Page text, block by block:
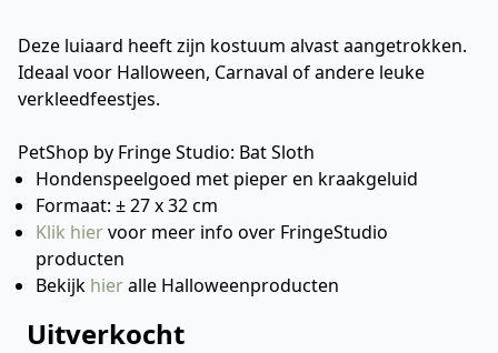
Deze luiaard heeft zijn kostuum alvast aangetrokken.
Ideaal voor Halloween, Carnaval of andere leuke
verkleedfeestjes.
PetShop by Fringe Studio: Bat Sloth
Hondenspeelgoed met pieper en kraakgeluid
Formaat: ± 27 x 32 cm
Klik hiervoor meer info over FringeStudio
producten
Bekijk hieralle Halloweenproducten
Uitverkocht